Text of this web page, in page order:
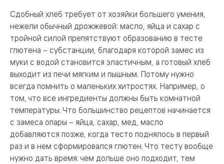
Сдобный хлеб требует от хозяйки большего умения,
нежели обычный дрожжевой: масло, яйца и сахар с
тройной силой препятствуют образованию в тесте
глютена – субстанции, благодаря которой замес из
муки с водой становится эластичным, а готовый хлеб
выходит из печи мягким и пышным. Потому нужно
всегда помнить о маленьких хитростях. Например, о
том, что все ингредиенты должны быть комнатной
температуры. Что большинство рецептов начинается
с замеса опары – яйца, сахар, мед, масло
добавляются позже, когда тесто поднялось в первый
раз и в нем сформировался глютен. Что тесту вообще
нужно дать время: чем дольше оно подходит, тем